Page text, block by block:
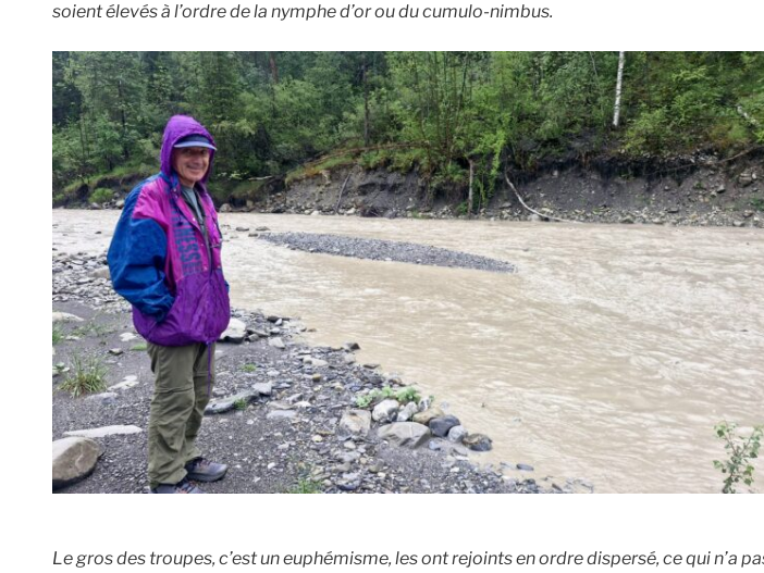
soient élevés à l’ordre de la nymphe d’or ou du cumulo-nimbus.
Le gros des troupes, c’est un euphémisme, les ont rejoints en ordre dispersé, ce qui n’a